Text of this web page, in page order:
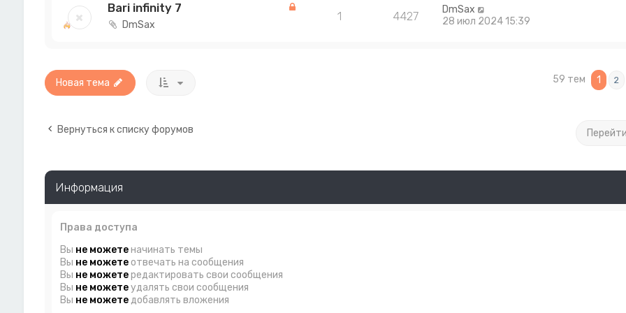
Bari infinity 7
DmSax
1 4427
DmSax
28 июл 2024 15:39
Новая тема 59 тем 1 2
Вернуться к списку форумов Перейти
Информация
Права доступа
Вы не можетеначинать темы
Вы не можетеотвечать на сообщения
Вы не можетередактировать свои сообщения
Вы не можетеудалять свои сообщения
Вы не можетедобавлять вложения